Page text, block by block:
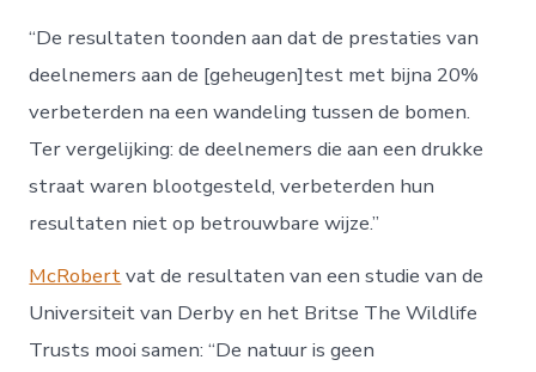
“De resultaten toonden aan dat de prestaties van
deelnemers aan de [geheugen]test met bijna 20%
verbeterden na een wandeling tussen de bomen.
Ter vergelijking: de deelnemers die aan een drukke
straat waren blootgesteld, verbeterden hun
resultaten niet op betrouwbare wijze.”
McRobertvat de resultaten van een studie van de
Universiteit van Derby en het Britse The Wildlife
Trusts mooi samen: “De natuur is geen